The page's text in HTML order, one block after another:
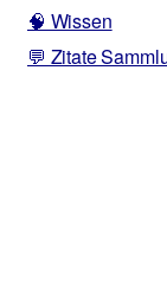
🧠 Wissen
💬 Zitate